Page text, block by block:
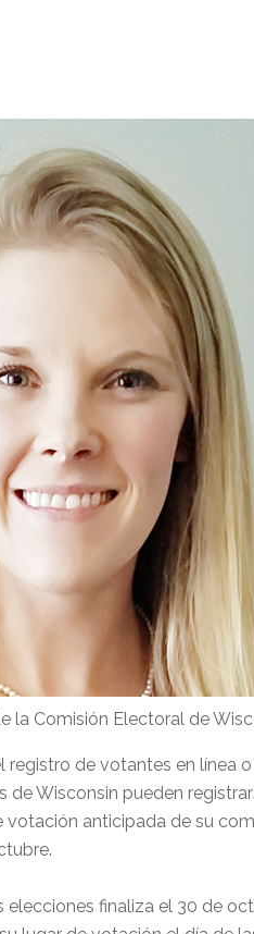
la Comisión Electoral de
de votantes en línea
de Wisconsin pueden
votación anticipada de su
finaliza el 30 de